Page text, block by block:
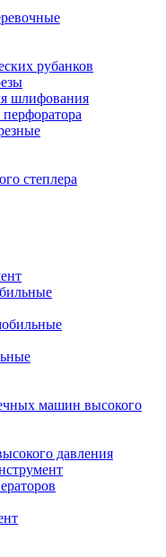
рубанков
шлифования
степлера
машин высокого
давления